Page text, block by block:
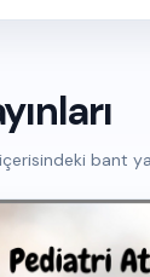
bant